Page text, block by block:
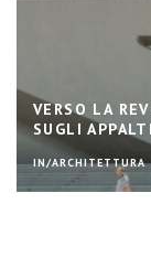
VERSO LA
SUGLI
IN/ARCHITETTURA